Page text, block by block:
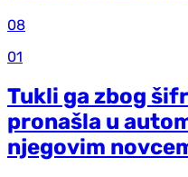
08
01
Tukli ga zbog
pronašla u
njegovim